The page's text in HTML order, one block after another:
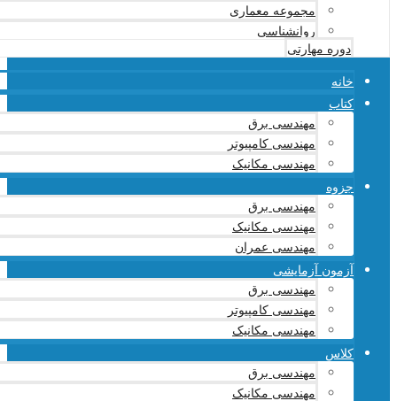
مجموعه معماری
روانشناسی
دوره مهارتی
خانه
کتاب
مهندسی برق
مهندسی کامپیوتر
مهندسی مکانیک
جزوه
مهندسی برق
مهندسی مکانیک
مهندسی عمران
آزمون آزمایشی
مهندسی برق
مهندسی کامپیوتر
مهندسی مکانیک
کلاس
مهندسی برق
مهندسی مکانیک